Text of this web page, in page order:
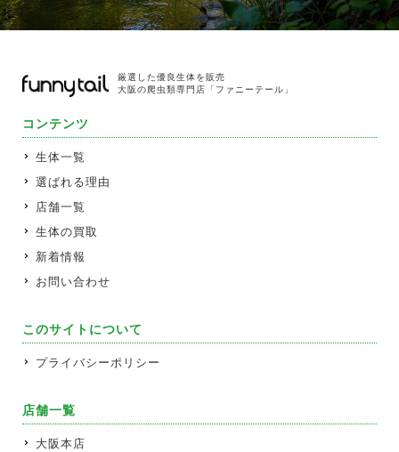
厳選した優良生体を販売
大阪の爬虫類専門店「ファニーテール」
コンテンツ
生体一覧
選ばれる理由
店舗一覧
生体の買取
新着情報
お問い合わせ
このサイトについて
プライバシーポリシー
店舗一覧
大阪本店